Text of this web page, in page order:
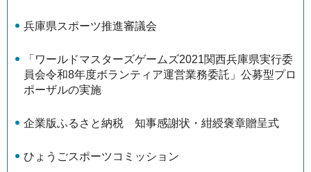
兵庫県スポーツ推進審議会
「ワールドマスターズゲームズ2021関西兵庫県実行委
員会令和8年度ボランティア運営業務委託」公募型プロ
ポーザルの実施
企業版ふるさと納税 知事感謝状・紺綬褒章贈呈式
ひょうごスポーツコミッション